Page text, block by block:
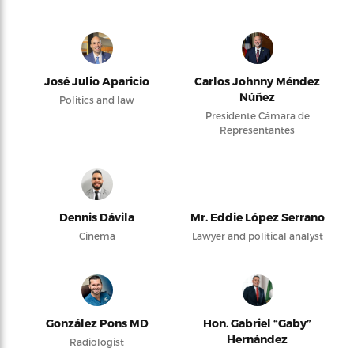
José Julio Aparicio
Politics and law
Carlos Johnny Méndez
Núñez
Presidente Cámara de
Representantes
Dennis Dávila
Cinema
Mr. Eddie López Serrano
Lawyer and political analyst
González Pons MD
Radiologist
Hon. Gabriel “Gaby”
Hernández